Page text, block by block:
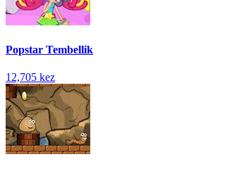
Popstar Tembellik
12,705 kez